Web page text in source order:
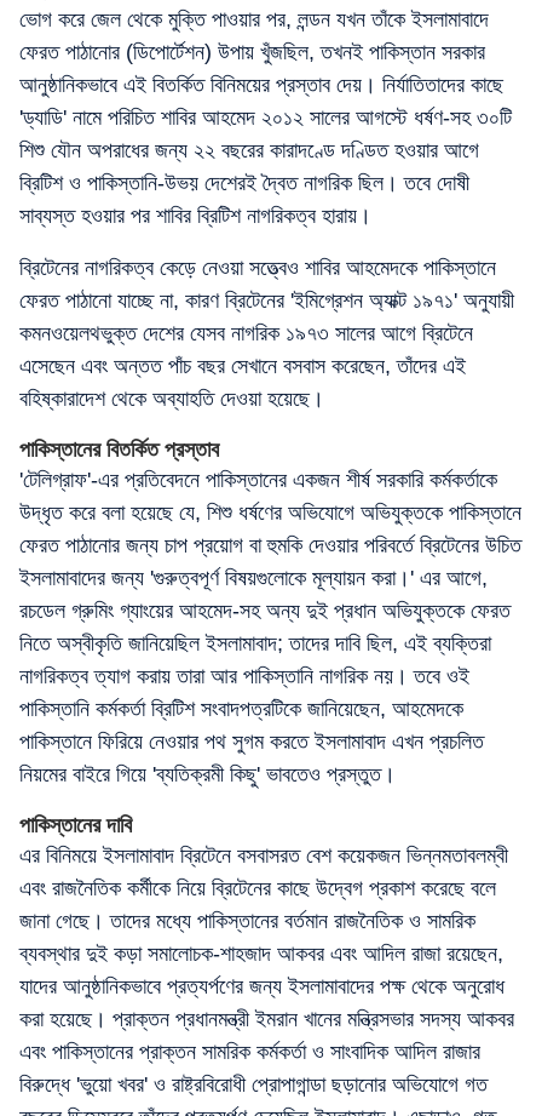
ভোগ করে জেল থেকে মুক্তি পাওয়ার পর, লন্ডন যখন তাঁকে ইসলামাবাদে
ফেরত পাঠানোর (ডিপোর্টেশন) উপায় খুঁজছিল, তখনই পাকিস্তান সরকার
আনুষ্ঠানিকভাবে এই বিতর্কিত বিনিময়ের প্রস্তাব দেয়। নির্যাতিতাদের কাছে
'ড্যাডি' নামে পরিচিত শাবির আহমেদ ২০১২ সালের আগস্টে ধর্ষণ-সহ ৩০টি
শিশু যৌন অপরাধের জন্য ২২ বছরের কারাদণ্ডে দণ্ডিত হওয়ার আগে
ব্রিটিশ ও পাকিস্তানি-উভয় দেশেরই দ্বৈত নাগরিক ছিল। তবে দোষী
সাব্যস্ত হওয়ার পর শাবির ব্রিটিশ নাগরিকত্ব হারায়।
ব্রিটেনের নাগরিকত্ব কেড়ে নেওয়া সত্ত্বেও শাবির আহমেদকে পাকিস্তানে
ফেরত পাঠানো যাচ্ছে না, কারণ ব্রিটেনের 'ইমিগ্রেশন অ্যাক্ট ১৯৭১' অনুযায়ী
কমনওয়েলথভুক্ত দেশের যেসব নাগরিক ১৯৭৩ সালের আগে ব্রিটেনে
এসেছেন এবং অন্তত পাঁচ বছর সেখানে বসবাস করেছেন, তাঁদের এই
বহিষ্কারাদেশ থেকে অব্যাহতি দেওয়া হয়েছে।
পাকিস্তানের বিতর্কিত প্রস্তাব
'টেলিগ্রাফ'-এর প্রতিবেদনে পাকিস্তানের একজন শীর্ষ সরকারি কর্মকর্তাকে
উদ্ধৃত করে বলা হয়েছে যে, শিশু ধর্ষণের অভিযোগে অভিযুক্তকে পাকিস্তানে
ফেরত পাঠানোর জন্য চাপ প্রয়োগ বা হুমকি দেওয়ার পরিবর্তে ব্রিটেনের উচিত
ইসলামাবাদের জন্য 'গুরুত্বপূর্ণ বিষয়গুলোকে মূল্যায়ন করা।' এর আগে,
রচডেল গ্রুমিং গ্যাংয়ের আহমেদ-সহ অন্য দুই প্রধান অভিযুক্তকে ফেরত
নিতে অস্বীকৃতি জানিয়েছিল ইসলামাবাদ; তাদের দাবি ছিল, এই ব্যক্তিরা
নাগরিকত্ব ত্যাগ করায় তারা আর পাকিস্তানি নাগরিক নয়। তবে ওই
পাকিস্তানি কর্মকর্তা ব্রিটিশ সংবাদপত্রটিকে জানিয়েছেন, আহমেদকে
পাকিস্তানে ফিরিয়ে নেওয়ার পথ সুগম করতে ইসলামাবাদ এখন প্রচলিত
নিয়মের বাইরে গিয়ে 'ব্যতিক্রমী কিছু' ভাবতেও প্রস্তুত।
পাকিস্তানের দাবি
এর বিনিময়ে ইসলামাবাদ ব্রিটেনে বসবাসরত বেশ কয়েকজন ভিন্নমতাবলম্বী
এবং রাজনৈতিক কর্মীকে নিয়ে ব্রিটেনের কাছে উদ্বেগ প্রকাশ করেছে বলে
জানা গেছে। তাদের মধ্যে পাকিস্তানের বর্তমান রাজনৈতিক ও সামরিক
ব্যবস্থার দুই কড়া সমালোচক-শাহজাদ আকবর এবং আদিল রাজা রয়েছেন,
যাদের আনুষ্ঠানিকভাবে প্রত্যর্পণের জন্য ইসলামাবাদের পক্ষ থেকে অনুরোধ
করা হয়েছে। প্রাক্তন প্রধানমন্ত্রী ইমরান খানের মন্ত্রিসভার সদস্য আকবর
এবং পাকিস্তানের প্রাক্তন সামরিক কর্মকর্তা ও সাংবাদিক আদিল রাজার
বিরুদ্ধে 'ভুয়ো খবর' ও রাষ্ট্রবিরোধী প্রোপাগান্ডা ছড়ানোর অভিযোগে গত